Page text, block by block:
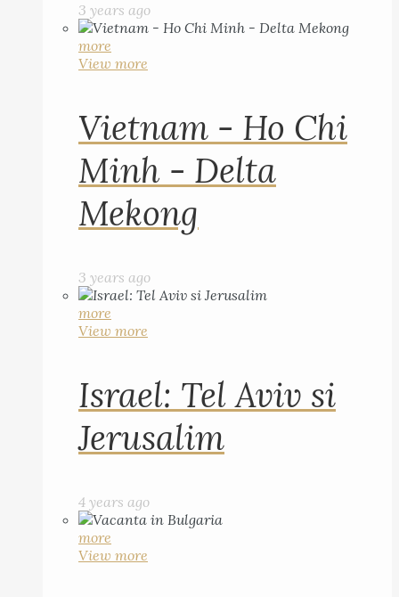
3 years ago
more
View more
Vietnam - Ho Chi
Minh - Delta
Mekong
3 years ago
more
View more
Israel: Tel Aviv si
Jerusalim
4 years ago
more
View more